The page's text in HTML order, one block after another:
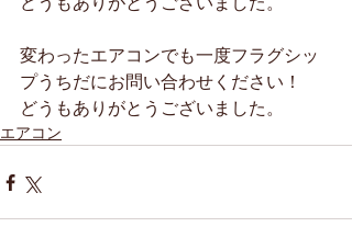
変わったエアコンでも一度フラグシッ
プうちだにお問い合わせください！
どうもありがとうございました。
エアコン